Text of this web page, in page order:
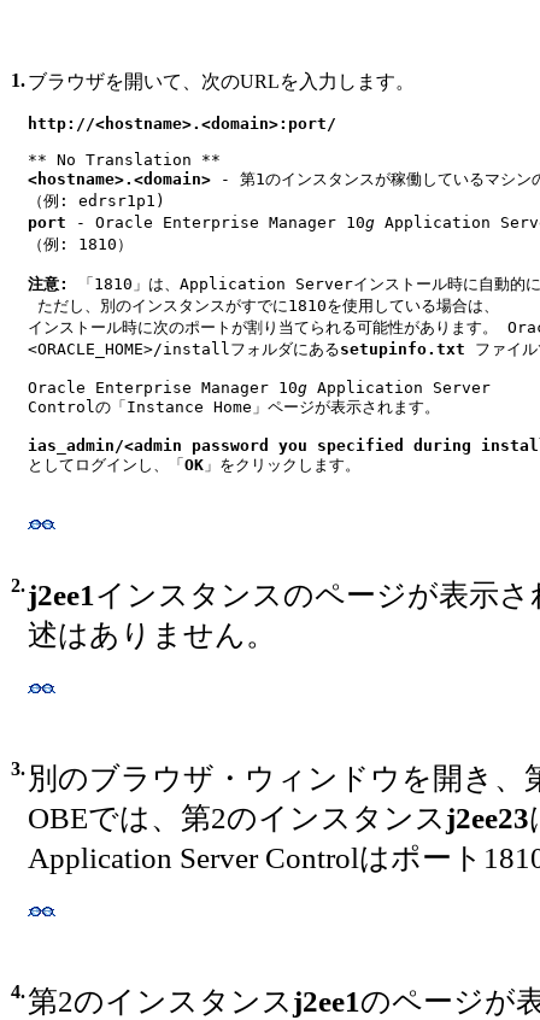
1.ブラウザを開いて、次のURLを入力します。
http://<hostname>.<domain>:port/
** No Translation **
<hostname>.<domain> - 第1のインスタンスが稼働しているマシン
（例: edrsr1p1)
port - Oracle Enterprise Manager 10g Application
（例: 1810）
注意:
「1810」は、Application Serverインストール時に自動的に
ただし、別のインスタンスがすでに1810を使用している場合は、
インストール時に次のポートが割り当てられる可能性があります
<ORACLE_HOME>/installフォルダにあるsetupinfo.txt ファイ
Oracle Enterprise Manager 10g Application Server
Controlの「Instance Home」ページが表示されます。
ias_admin/<admin password you specified during
としてログインし、「 OK 」をクリックします。
2.j2ee1インスタンスのページが表示
述はありません。
3. 別のブラウザ・ウィンドウを開き
OBEでは、第2のインスタンスj2ee23
Application Server Controlはポート
4.第2のインスタンスj2ee1のページが